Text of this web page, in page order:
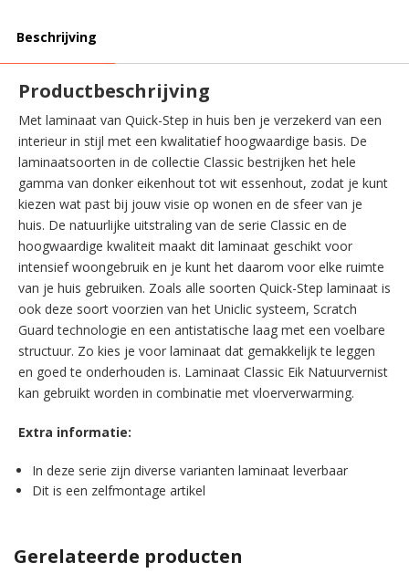
Beschrijving
Productbeschrijving
Met laminaat van Quick-Step in huis ben je verzekerd van een
interieur in stijl met een kwalitatief hoogwaardige basis. De
laminaatsoorten in de collectie Classic bestrijken het hele
gamma van donker eikenhout tot wit essenhout, zodat je kunt
kiezen wat past bij jouw visie op wonen en de sfeer van je
huis. De natuurlijke uitstraling van de serie Classic en de
hoogwaardige kwaliteit maakt dit laminaat geschikt voor
intensief woongebruik en je kunt het daarom voor elke ruimte
van je huis gebruiken. Zoals alle soorten Quick-Step laminaat is
ook deze soort voorzien van het Uniclic systeem, Scratch
Guard technologie en een antistatische laag met een voelbare
structuur. Zo kies je voor laminaat dat gemakkelijk te leggen
en goed te onderhouden is. Laminaat Classic Eik Natuurvernist
kan gebruikt worden in combinatie met vloerverwarming.
Extra informatie:
In deze serie zijn diverse varianten laminaat leverbaar
Dit is een zelfmontage artikel
Gerelateerde producten